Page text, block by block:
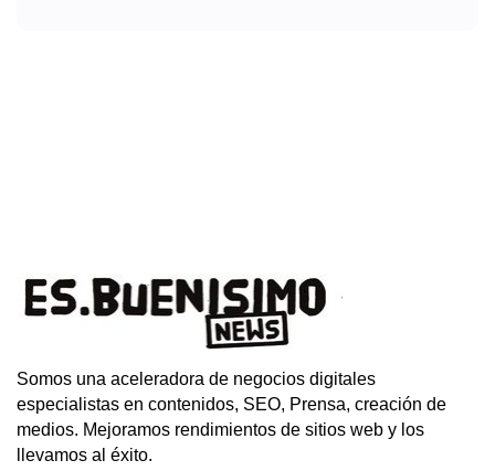
Somos una aceleradora de negocios digitales
especialistas en contenidos, SEO, Prensa, creación de
medios. Mejoramos rendimientos de sitios web y los
llevamos al éxito.